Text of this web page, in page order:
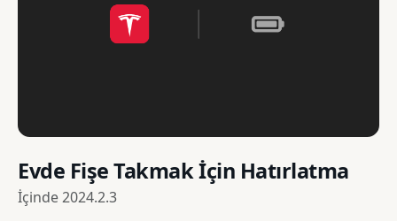
Evde Fişe Takmak İçin Hatırlatma
İçinde2024.2.3